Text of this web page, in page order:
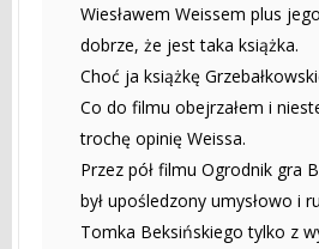
Wiesławem Weissem plus
dobrze, że jest taka książka.
Choć ja książkę
Co do filmu obejrzałem i
trochę opinię Weissa.
Przez pół filmu Ogrodnik gra
był upośledzony umysłowo i
Tomka Beksińskiego tylko z